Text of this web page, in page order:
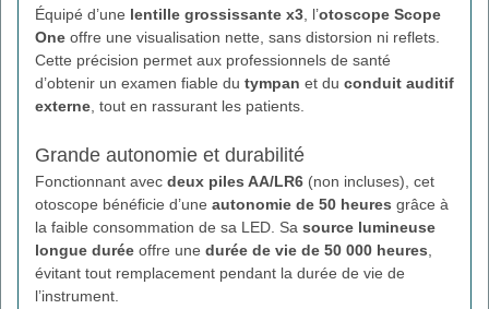
Équipé d’une lentille grossissante x3 , l’otoscope Scope
One offre une visualisation nette, sans distorsion ni reflets.
Cette précision permet aux professionnels de santé
d’obtenir un examen fiable du tympan et du conduit auditif
externe , tout en rassurant les patients.
Grande autonomie et durabilité
Fonctionnant avec deux piles AA/LR6 (non incluses), cet
otoscope bénéficie d’une autonomie de 50 heures grâce à
la faible consommation de sa LED. Sa source lumineuse
longue durée offre une durée de vie de 50 000 heures
évitant tout remplacement pendant la durée de vie de
l’instrument.